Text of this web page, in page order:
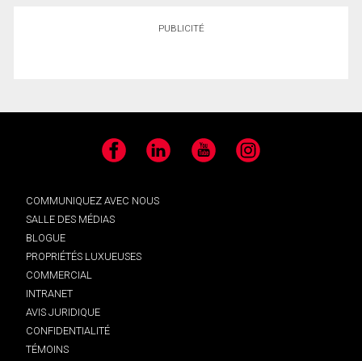
PUBLICITÉ
Facebook LinkedIn YouTube Instagram
COMMUNIQUEZ AVEC NOUS
SALLE DES MÉDIAS
BLOGUE
PROPRIÉTÉS LUXUEUSES
COMMERCIAL
INTRANET
AVIS JURIDIQUE
CONFIDENTIALITÉ
TÉMOINS